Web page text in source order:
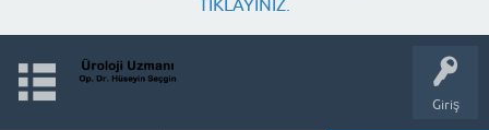
TIKLAYINIZ.
Giriş